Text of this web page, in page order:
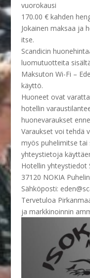
vuorokausi
170.00 € kahden
Jokainen maksaa ja
itse.
Scandicin
luomutuotteita
Maksuton Wi-Fi –
käyttö.
Huoneet ovat
hotellin
huonevaraukset
Varaukset voi tehdä
myös puhelimitse
yhteystietoja
Hotellin yhteystiedot
37120 NOKIA
Sähköposti:
Tervetuloa
ja markkinoinnin